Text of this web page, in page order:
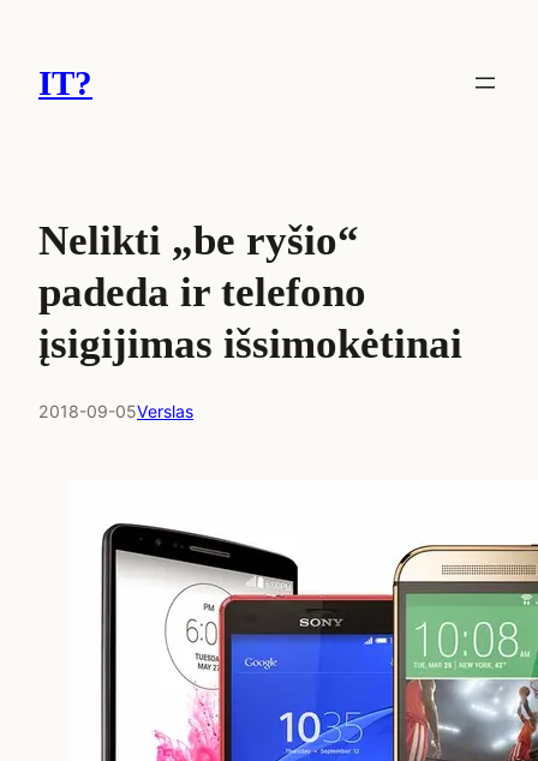
turinioIT?
Nelikti „be ryšio“
padeda ir telefono
įsigijimas išsimokėtinai
2018-09-05Verslas